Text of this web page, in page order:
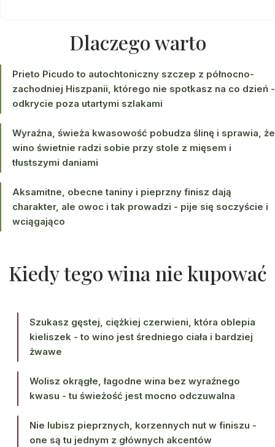
Dlaczego warto
Prieto Picudo to autochtoniczny szczep z północno-
zachodniej Hiszpanii, którego nie spotkasz na co dzień -
odkrycie poza utartymi szlakami
Wyraźna, świeża kwasowość pobudza ślinę i sprawia, że
wino świetnie radzi sobie przy stole z mięsem i
tłustszymi daniami
Aksamitne, obecne taniny i pieprzny finisz dają
charakter, ale owoc i tak prowadzi - pije się soczyście i
wciągająco
Kiedy tego wina nie kupować
Szukasz gęstej, ciężkiej czerwieni, która oblepia
kieliszek - to wino jest średniego ciała i bardziej
żwawe
Wolisz okrągłe, łagodne wina bez wyraźnego
kwasu - tu świeżość jest mocno odczuwalna
Nie lubisz pieprznych, korzennych nut w finiszu -
one są tu jednym z głównych akcentów